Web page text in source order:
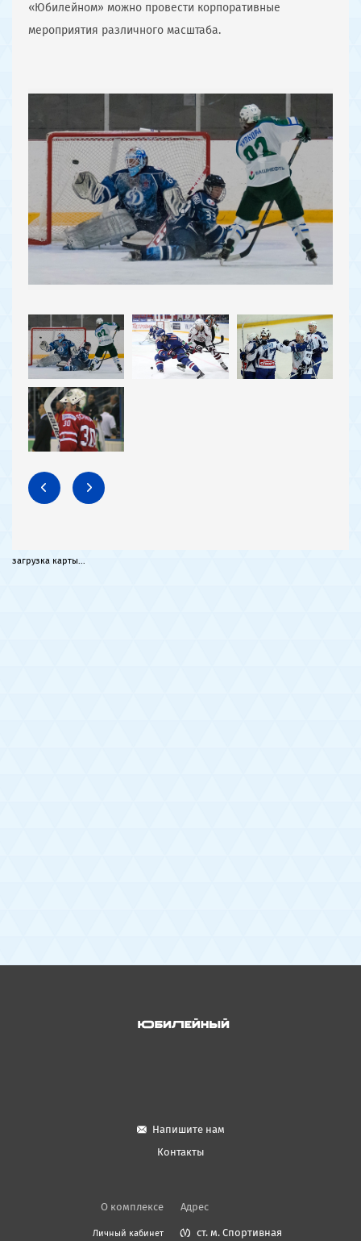
«Юбилейном» можно провести корпоративные
мероприятия различного масштаба.
загрузка карты...
Напишите нам
Контакты
О комплексе
Личный кабинет
Адрес
ст. м. Спортивная